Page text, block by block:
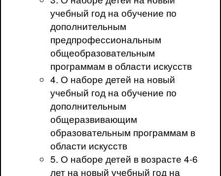
учебный год на обучение по
дополнительным
предпрофессиональным
общеобразовательным
программам в области искусств
4. О наборе детей на новый
учебный год на обучение по
дополнительным
общеразвивающим
образовательным программам в
области искусств
5. О наборе детей в возрасте 4-6
лет на новый учебный год на